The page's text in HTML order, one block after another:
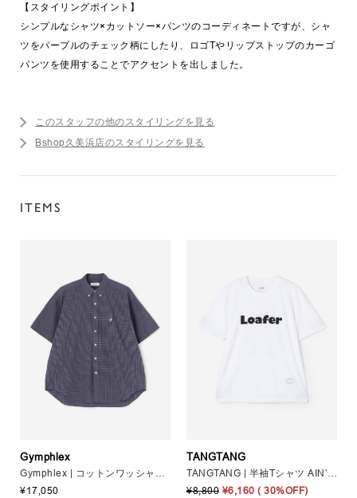
【スタイリングポイント】
シンプルなシャツ×カットソー×パンツのコーディネートですが、シャ
ツをパープルのチェック柄にしたり、ロゴTやリップストップのカーゴ
パンツを使用することでアクセントを出しました。
このスタッフの他のスタイリングを見る
Bshop久美浜店のスタイリングを見る
ITEMS
Gymphlex
Gymphlex | コットンワッシャー ボタンダウン半袖シャツ CHECK MEN
¥17,050
TANGTANG
TANGTANG | 半袖Tシャツ AIN’T LOAFER MEN
¥8,800 ¥6,160 ( 30%OFF)